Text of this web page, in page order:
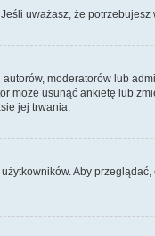
uważasz, że
moderatorów lub
może usunąć ankietę lub
jej trwania.
Aby